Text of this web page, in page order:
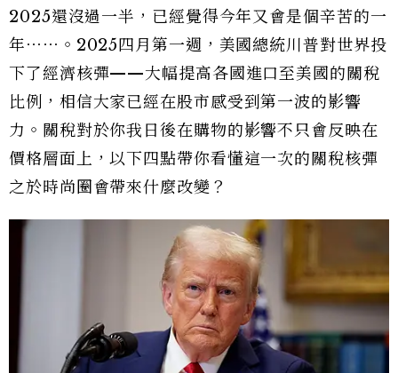
2025還沒過一半，已經覺得今年又會是個辛苦的一
年⋯⋯。2025四月第一週，美國總統川普對世界投
下了經濟核彈——大幅提高各國進口至美國的關稅
比例，相信大家已經在股市感受到第一波的影響
力。關稅對於你我日後在購物的影響不只會反映在
價格層面上，以下四點帶你看懂這一次的關稅核彈
之於時尚圈會帶來什麼改變？